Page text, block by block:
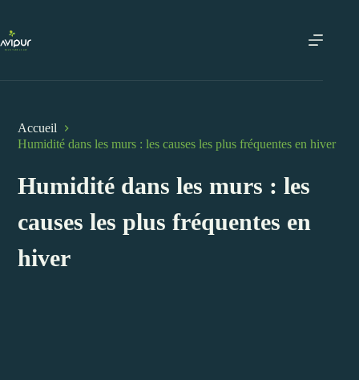
contenu
Accueil
Humidité dans les murs : les causes les plus fréquentes en hiver
Humidité dans les murs : les
causes les plus fréquentes en
hiver